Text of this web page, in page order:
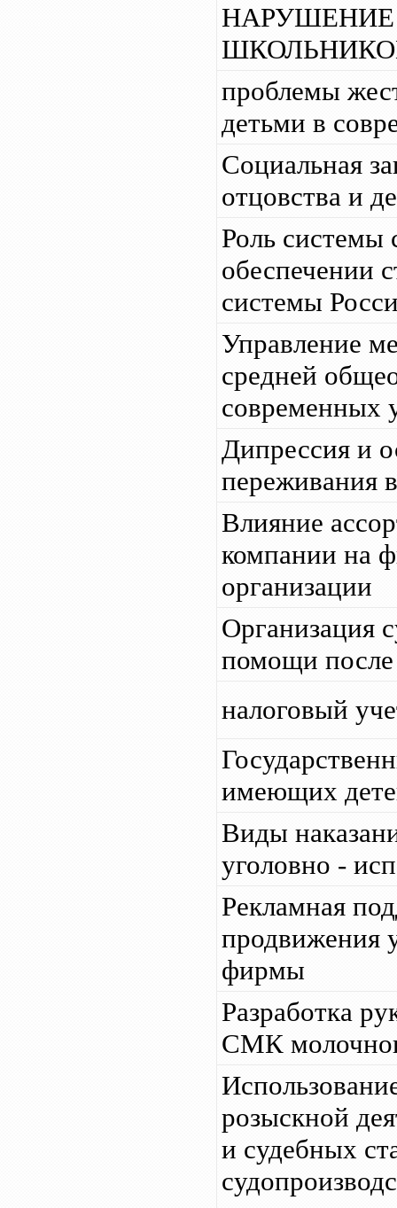
проблемы
детьми в
Социальная
отцовства и
Роль системы
обеспечении
системы
Управление
средней
современных
Дипрессия и
переживания
Влияние
компании на
организации
Организация
помощи после
налоговый
имеющих
Виды
уголовно -
Рекламная
продвижения
фирмы
Разработка
СМК
розыскной
и судебных